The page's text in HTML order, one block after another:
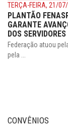
TERÇA-FEIRA, 21/
PLANTÃO
GARANTE
DOS SERVIDORES
Federação atuou
pela ...
CONVÊNIOS